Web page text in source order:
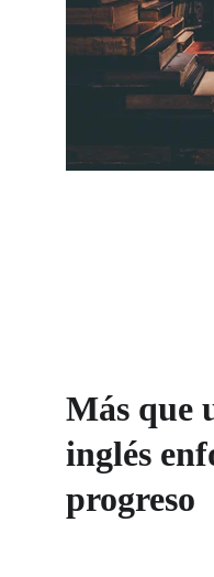
Más que
inglés
progreso